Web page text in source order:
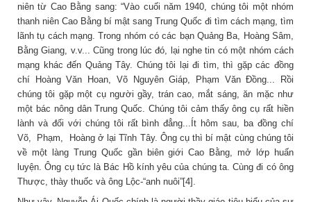
niên từ Cao Bằng sang: “Vào cuối năm 1940, chúng tôi một nhóm
thanh niên Cao Bằng bí mật sang Trung Quốc đi tìm cách mạng, tìm
lãnh tụ cách mạng. Trong nhóm có các bạn Quảng Ba, Hoàng Sâm,
Bằng Giang, v.v... Cũng trong lúc đó, lại nghe tin có một nhóm cách
mạng khác đến Quảng Tây. Chúng tôi lại đi tìm, thì gặp các đồng
chí Hoàng Văn Hoan, Võ Nguyên Giáp, Phạm Văn Đồng... Rồi
chúng tôi gặp một cụ người gầy, trán cao, mắt sáng, ăn mặc như
một bác nông dân Trung Quốc. Chúng tôi cảm thấy ông cụ rất hiền
lành và đối với chúng tôi rất bình đẳng...Ít hôm sau, ba đồng chí
Võ, Phạm, Hoàng ở lại Tĩnh Tây. Ông cụ thì bí mật cùng chúng tôi
về một làng Trung Quốc gần biên giới Cao Bằng, mở lớp huấn
luyện. Ông cụ tức là Bác Hồ kính yêu của chúng ta. Cùng đi có ông
Thược, thày thuốc và ông Lộc-“anh nuôi”[4].